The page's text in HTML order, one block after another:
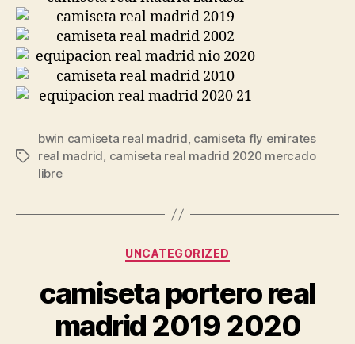
Etiquetas
bwin camiseta real madrid, camiseta fly emirates
real madrid, camiseta real madrid 2020 mercado
libre
Categorías
UNCATEGORIZED
camiseta portero real
madrid 2019 2020